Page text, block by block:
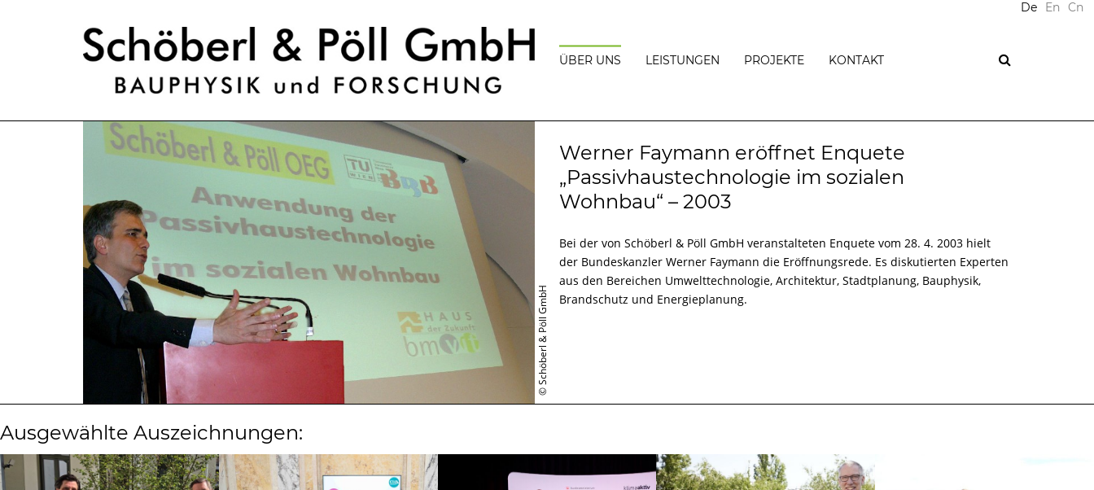
De En Cn
ÜBER UNS
AUSZEICHNUNGEN
VORTRÄGE
JOBANGEBOTE
LEISTUNGEN
BAUPHYSIKALISCHES
PROJEKTMANAGEMENT
MESSUNGEN
UND
GUTACHTERLICHE
BERATUNG
PASSIVBAU,
PLUSENERGIE
UND
ENERGIEEFFIZIENZ
FORSCHUNG
PROJEKTE
PASSIVHÄUSER
WOHNGEBÄUDE
GEBÄUDE
ÖFFENTLICHE
GEBÄUDE
KONTAKT
© Schöberl & Pöll GmbH
Werner Faymann eröffnet Enquete
„Passivhaustechnologie im sozialen
Wohnbau“ – 2003
Bei der von Schöberl & Pöll GmbH veranstalteten Enquete vom 28. 4. 2003 hielt
der Bundeskanzler Werner Faymann die Eröffnungsrede. Es diskutierten Experten
aus den Bereichen Umwelttechnologie, Architektur, Stadtplanung, Bauphysik,
Brandschutz und Energieplanung.
Ausgewählte Auszeichnungen: